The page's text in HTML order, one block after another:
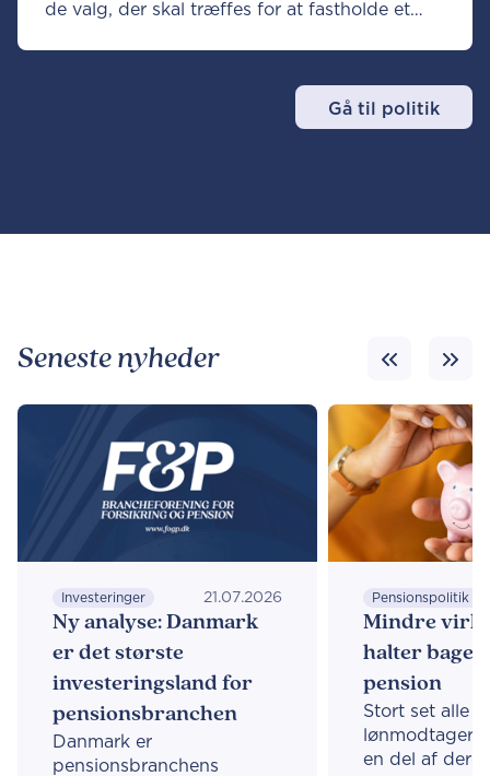
de valg, der skal træffes for at fastholde et
Gå til politik
Seneste nyheder
Investeringer 21.07.2026
Ny analyse: Danmark
er det største
investeringsland for
pensionsbranchen
Danmark er
pensionsbranchens
Mindre
halter
pension
Stort set alle
en del af